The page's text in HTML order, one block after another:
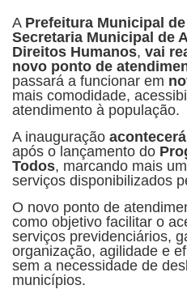
A Prefeitura Municipal
Secretaria Municipal de
Direitos Humanos, vai
novo ponto de
passará a funcionar em
mais comodidade,
atendimento à população.
A inauguração
após o lançamento do
Todos, marcando mais
serviços disponibilizados
O novo ponto de
como objetivo facilitar o
serviços previdenciários,
organização, agilidade e
sem a necessidade de
municípios.